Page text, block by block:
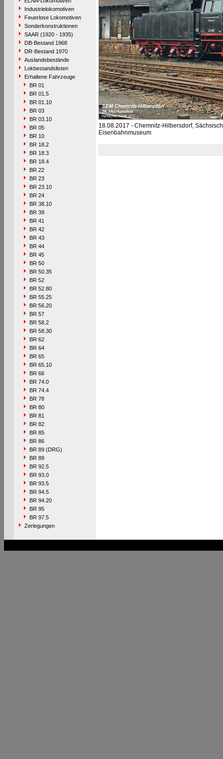
Industrielokomotiven
Feuerlose Lokomotiven
Sonderkonstruktionen
SAAR (1920 - 1935)
DB-Bestand 1968
DR-Bestand 1970
Auslandsbestände
Lokbestandslisten
Erhaltene Fahrzeuge
BR 01
BR 01.5
BR 01.10
BR 03
BR 03.10
BR 05
BR 10
BR 18.2
BR 18.3
BR 18.4
BR 22
BR 23
BR 23.10
BR 24
BR 38.10
BR 39
BR 41
BR 42
BR 43
BR 44
BR 45
BR 50
BR 50.35
BR 52
BR 52.80
BR 55.25
BR 56.20
BR 57
BR 58.2
BR 58.30
BR 62
BR 64
BR 65
BR 65.10
BR 66
BR 74.0
BR 74.4
BR 78
BR 80
BR 81
BR 82
BR 85
BR 86
BR 89 (DRG)
BR 89
BR 92.5
BR 93.0
BR 93.5
BR 94.5
BR 94.20
BR 95
BR 97.5
Zerlegungen
18.08.2017 - Chemnitz-Hilbersdorf,
Eisenbahnmuseum